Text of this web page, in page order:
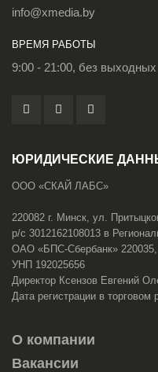
info@xmedia.by
ВРЕМЯ РАБОТЫ
9:00 - 21:00, без выходных
ЮРИДИЧЕСКИЕ
ООО «СКАЙ ЛАБС»
220082 г. Минск, ул.
р/с 3012162108013 в
ОАО «БПС-Сбербанк»
УНП 192025656
Директор Ксензов Евгений
Дата регистрации в
О компании
Вакансии